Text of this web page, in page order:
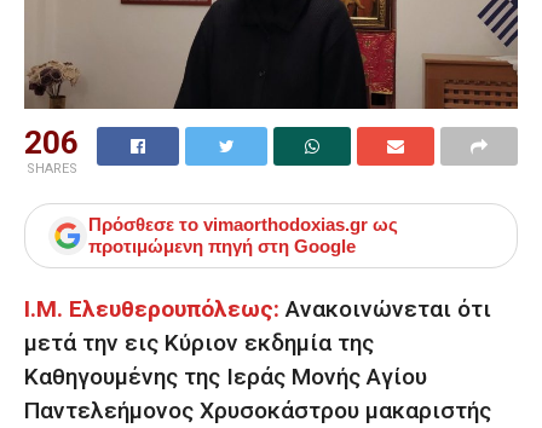
206
SHARES
Πρόσθεσε το vimaorthodoxias.gr ως
προτιμώμενη πηγή στη Google
Ι.Μ. Ελευθερουπόλεως: Ανακοινώνεται ότι
μετά την εις Κύριον εκδημία της
Καθηγουμένης της Ιεράς Μονής Αγίου
Παντελεήμονος Χρυσοκάστρου μακαριστής